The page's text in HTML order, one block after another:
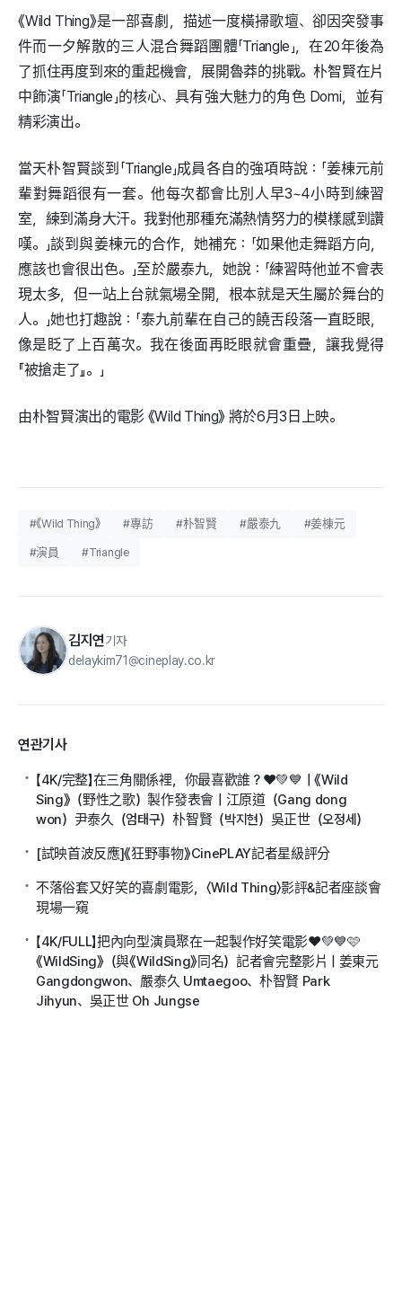
《Wild Thing》是一部喜劇，描述一度橫掃歌壇、卻因突發事
件而一夕解散的三人混合舞蹈團體「Triangle」，在20年後為
了抓住再度到來的重起機會，展開魯莽的挑戰。朴智賢在片
中飾演「Triangle」的核心、具有強大魅力的角色 Domi，並有
精彩演出。
當天朴智賢談到「Triangle」成員各自的強項時說：「姜棟元前
輩對舞蹈很有一套。他每次都會比別人早3~4小時到練習
室，練到滿身大汗。我對他那種充滿熱情努力的模樣感到讚
嘆。」談到與姜棟元的合作，她補充：「如果他走舞蹈方向，
應該也會很出色。」至於嚴泰九，她說：「練習時他並不會表
現太多，但一站上台就氣場全開，根本就是天生屬於舞台的
人。」她也打趣說：「泰九前輩在自己的饒舌段落一直眨眼，
像是眨了上百萬次。我在後面再眨眼就會重疊，讓我覺得
『被搶走了』。」
由朴智賢演出的電影 《Wild Thing》 將於6月3日上映。
#《Wild Thing》 #專訪 #朴智賢 #嚴泰九 #姜棟元
#演員 #Triangle
김지연기자
delaykim71@cineplay.co.kr
연관기사
【4K/完整】在三角關係裡，你最喜歡誰？❤️💚💙｜《Wild
Sing》（野性之歌）製作發表會｜江原道（Gang dong
won）尹泰久（엄태구）朴智賢（박지현）吳正世（오정세）
[試映首波反應]《狂野事物》CinePLAY記者星級評分
不落俗套又好笑的喜劇電影，〈Wild Thing〉影評&記者座談會
現場一窺
【4K/FULL】把內向型演員聚在一起製作好笑電影❤️💚💙🩷
《WildSing》（與《WildSing》同名）記者會完整影片 | 姜東元
Gangdongwon、嚴泰久 Umtaegoo、朴智賢 Park
Jihyun、吳正世 Oh Jungse